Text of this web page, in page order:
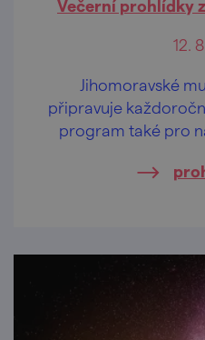
Večerní prohlídky
12.
Jihomoravské
připravuje
program také pro